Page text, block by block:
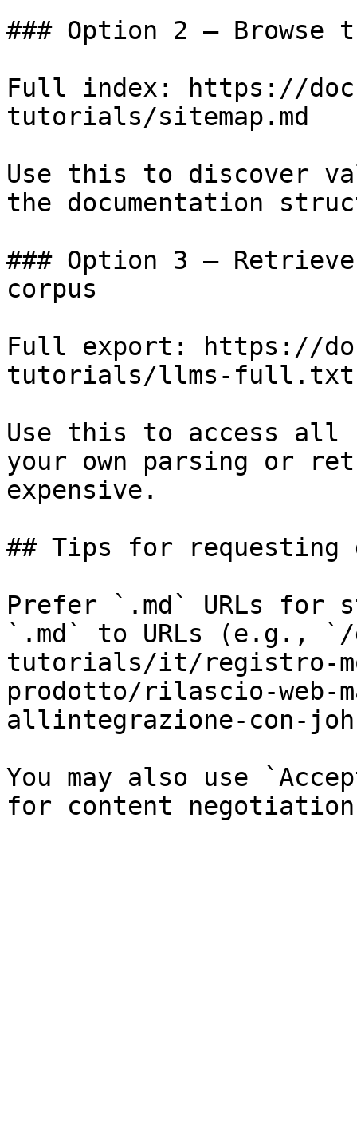
### Option 2 — Browse
Full index: https://
tutorials/sitemap.md
Use this to discover
the documentation
### Option 3 —
corpus
Full export: https://
tutorials/llms-full.txt
Use this to access all
your own parsing or
expensive.
## Tips for requesting
Prefer `.md` URLs for
`.md` to URLs (e.g., `/
tutorials/it/registro-
prodotto/rilascio-web-
allintegrazione-con-
You may also use